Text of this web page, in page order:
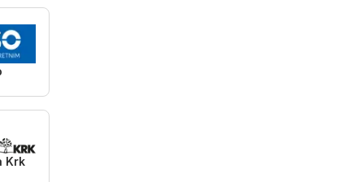
Krk